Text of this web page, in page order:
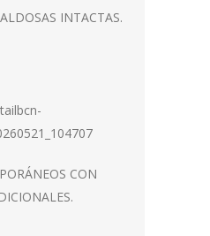
INTACTAS.
CON